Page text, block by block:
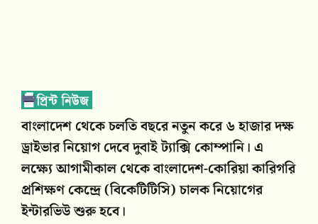
বাংলাদেশ থেকে চলতি বছরে নতুন করে ৬ হাজার দক্ষ
ড্রাইভার নিয়োগ দেবে দুবাই ট্যাক্সি কোম্পানি। এ
লক্ষ্যে আগামীকাল থেকে বাংলাদেশ-কোরিয়া কারিগরি
প্রশিক্ষণ কেন্দ্রে (বিকেটিটিসি) চালক নিয়োগের
ইন্টারভিউ শুরু হবে।